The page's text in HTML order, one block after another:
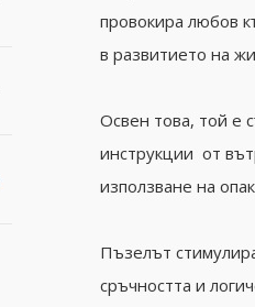
провокира любов
в развитието на
Освен това, той е
инструкции от
използване на
Пъзелът
сръчността и